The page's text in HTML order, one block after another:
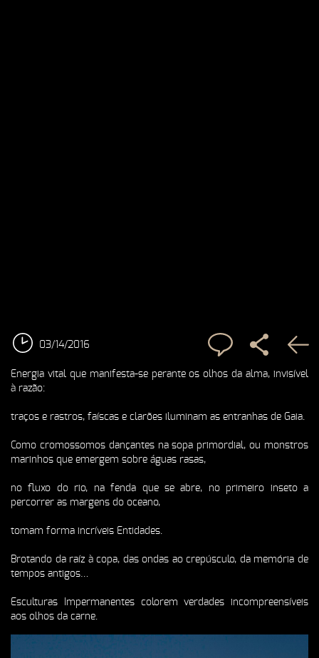
03/14/2016
Energia vital que manifesta-se perante os olhos da alma, invisível
à razão:
traços e rastros, faíscas e clarões iluminam as entranhas de Gaia.
Como cromossomos dançantes na sopa primordial, ou monstros
marinhos que emergem sobre águas rasas,
no fluxo do rio, na fenda que se abre, no primeiro inseto a
percorrer as margens do oceano,
tomam forma incríveis Entidades.
Brotando da raíz à copa, das ondas ao crepúsculo, da memória de
tempos antigos…
Esculturas Impermanentes colorem verdades incompreensíveis
aos olhos da carne.